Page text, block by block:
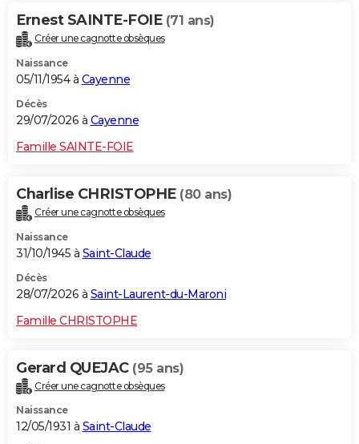
Bricolage
Lifestyle
Culture
Sport
Auto
Television
Voyage
Cinema
Ernest SAINTE-FOIE (71 ans)
Créer une cagnotte obsèques
Naissance
05/11/1954 à Cayenne
Décès
29/07/2026 à Cayenne
Famille SAINTE-FOIE
Charlise CHRISTOPHE (80 ans)
Créer une cagnotte obsèques
Naissance
31/10/1945 à Saint-Claude
Décès
28/07/2026 à Saint-Laurent-du-Maroni
Famille CHRISTOPHE
Gerard QUEJAC (95 ans)
Créer une cagnotte obsèques
Naissance
12/05/1931 à Saint-Claude